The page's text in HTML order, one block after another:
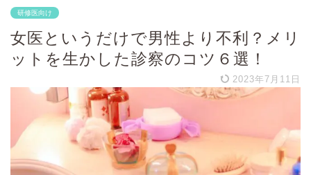
研修医向け
女医というだけで男性より不利？メリ
ットを生かした診察のコツ６選！
2023年7月11日